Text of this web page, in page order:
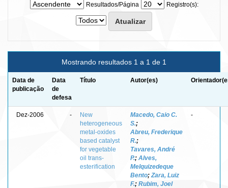
Resultados/Página
Registro(s):
Mostrando resultados 1 a 1 de 1
Data de
publicação
Data
de
defesa
Título Autor(es)
Dez-2006 -
New
heterogeneous
metal-oxides
based catalyst
for vegetable
oil trans-
esterification
Macedo, Caio C.
S.;
Abreu, Frederique
R.;
Tavares, André
P.; Alves,
Melquizedeque
Bento; Zara, Luiz
F.; Rubim, Joel
-